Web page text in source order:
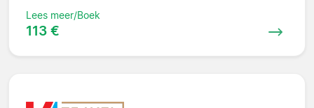
Lees meer/Boek
113 €